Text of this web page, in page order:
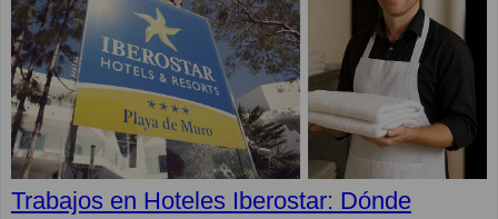
Trabajos en Hoteles Iberostar: Dónde